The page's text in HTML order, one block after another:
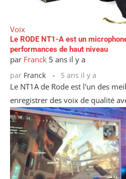
Voix
Le RODE NT1-A est un
performances de haut niveau
par Franck 5 ans il y a
par Franck 5 ans il y a
Le NT1A de Rode est l'un des
enregistrer des voix de qualité